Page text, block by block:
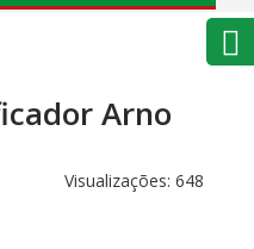
Arno
Visualizações: 648